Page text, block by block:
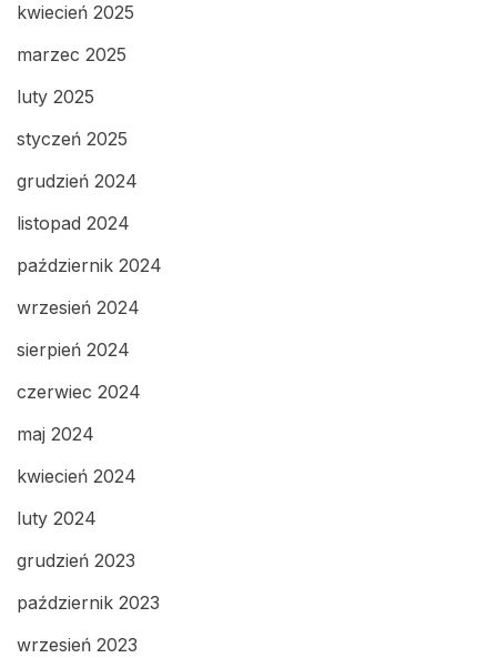
kwiecień 2025
marzec 2025
luty 2025
styczeń 2025
grudzień 2024
listopad 2024
październik 2024
wrzesień 2024
sierpień 2024
czerwiec 2024
maj 2024
kwiecień 2024
luty 2024
grudzień 2023
październik 2023
wrzesień 2023